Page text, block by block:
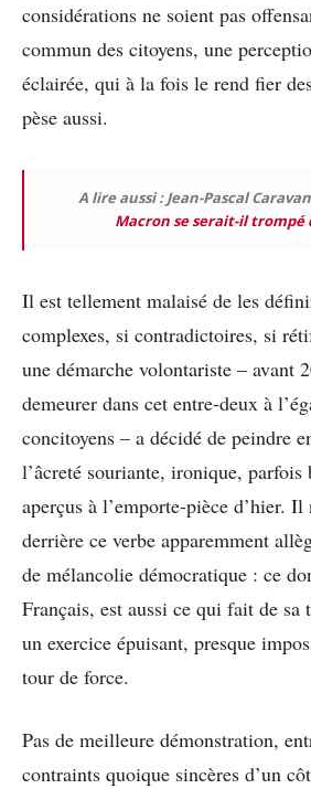
considérations ne soient pas
commun des citoyens, une
éclairée, qui à la fois le rend fier
pèse aussi.
A lire aussi : Jean-Pascal
Macron se serait-il trompé
Il est tellement malaisé de les
complexes, si contradictoires, si
une démarche volontariste – avant
demeurer dans cet entre-deux à
concitoyens – a décidé de peindre
l’âcreté souriante, ironique, parfois
aperçus à l’emporte-pièce d’hier. Il
derrière ce verbe apparemment
de mélancolie démocratique : ce
Français, est aussi ce qui fait de sa
un exercice épuisant, presque
tour de force.
Pas de meilleure démonstration,
contraints quoique sincères d’un